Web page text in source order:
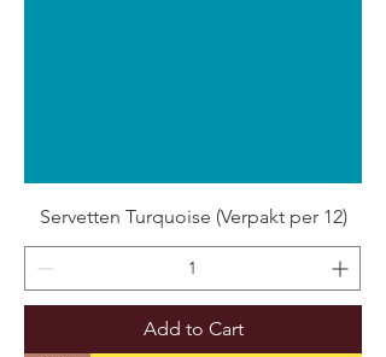
Servetten Turquoise (Verpakt per 12)
Add to Cart